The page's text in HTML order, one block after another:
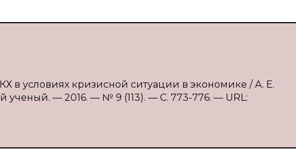
условиях кризисной ситуации в экономике / А. Е.
— 2016. — № 9 (113). — С. 773-776. — URL: